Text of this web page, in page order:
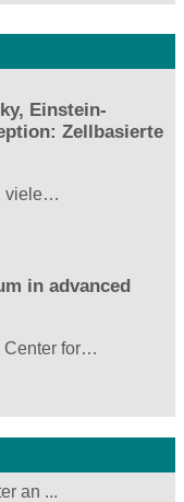
Einstein-
Zellbasierte
viele…
in advanced
Center for…
an ...